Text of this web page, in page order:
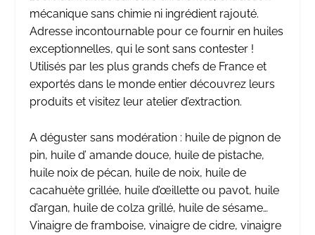
mécanique sans chimie ni ingrédient rajouté.
Adresse incontournable pour ce fournir en huiles
exceptionnelles, qui le sont sans contester !
Utilisés par les plus grands chefs de France et
exportés dans le monde entier découvrez leurs
produits et visitez leur atelier d’extraction.
A déguster sans modération : huile de pignon de
pin, huile d’ amande douce, huile de pistache,
huile noix de pécan, huile de noix, huile de
cacahuète grillée, huile d’œillette ou pavot, huile
d’argan, huile de colza grillé, huile de sésame…
Vinaigre de framboise, vinaigre de cidre, vinaigre